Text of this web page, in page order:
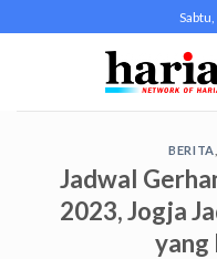
to
BERITA
Jadwal
2023, Jogja
yang